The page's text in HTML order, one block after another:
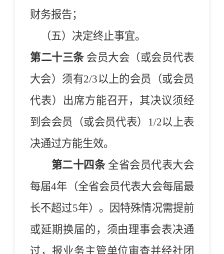
财务报告；
（五） 决定终止事宜。
第二十三条会员大会（或会员代表
大会）须有2/3以上的会员（或会员
代表）出席方能召开，其决议须经
到会会员（或会员代表） 1/2以上表
决通过方能生效。
第二十四条全省会员代表大会
每届4年（全省会员代表大会每届最
长不超过5年）。因特殊情况需提前
或延期换届的，须由理事会表决通
过，报业务主管单位审查并经社团